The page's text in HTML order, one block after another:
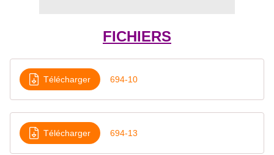
FICHIERS
Télécharger 694-10
Télécharger 694-13